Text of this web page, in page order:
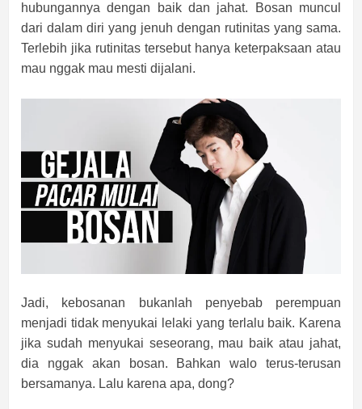
hubungannya dengan baik dan jahat. Bosan muncul
dari dalam diri yang jenuh dengan rutinitas yang sama.
Terlebih jika rutinitas tersebut hanya keterpaksaan atau
mau nggak mau mesti dijalani.
Jadi, kebosanan bukanlah penyebab perempuan
menjadi tidak menyukai lelaki yang terlalu baik. Karena
jika sudah menyukai seseorang, mau baik atau jahat,
dia nggak akan bosan. Bahkan walo terus-terusan
bersamanya. Lalu karena apa, dong?